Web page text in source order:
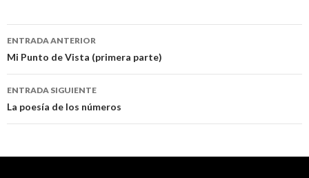
Ir a la entrada
ENTRADA ANTERIOR
Mi Punto de Vista (primera parte)
ENTRADA SIGUIENTE
La poesía de los números